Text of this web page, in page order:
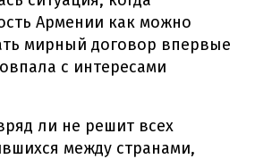
Армении как можно
мирный договор впервые
с интересами
ли не решит всех
между странами,